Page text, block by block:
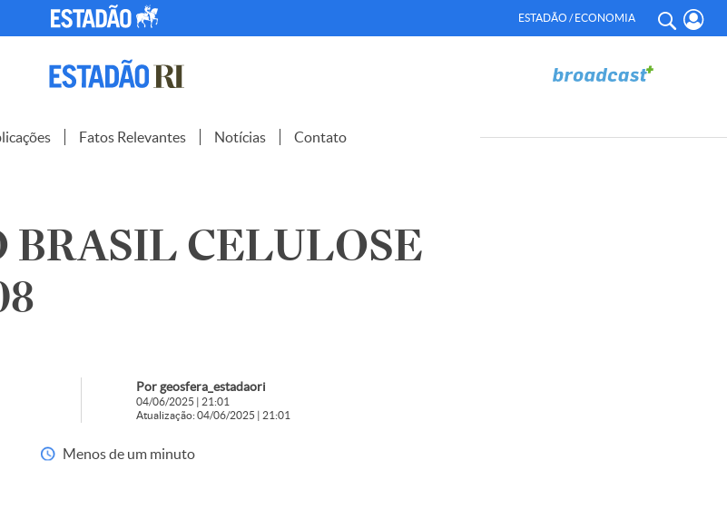
ESTADÃO / ECONOMIA
Fatos Relevantes Notícias Contato
CELULOSE
Por geosfera_estadaori
04/06/2025 | 21:01
Atualização: 04/06/2025 | 21:01
Menos de um minuto